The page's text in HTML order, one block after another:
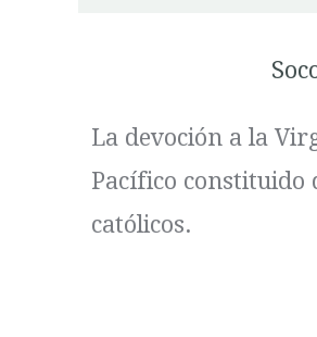
La devoción a la
Pacífico constituido
católicos.